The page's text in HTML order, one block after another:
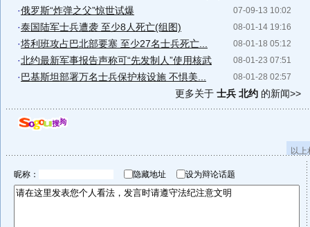
07-09-13 10:02
·俄罗斯“炸弹之父”惊世试爆
08-01-14 19:16
·泰国陆军士兵遭袭 至少8人死亡(组图)
08-01-18 05:12
·塔利班攻占巴北部要塞 至少27名士兵死亡...
08-01-23 07:51
·北约最新军事报告声称可“先发制人”使用核武
08-01-28 02:57
·巴基斯坦部署万名士兵保护核设施 不惧美...
更多关于 士兵 北约 的新闻>>
以
昵称： 隐藏地址 设为辩论话题